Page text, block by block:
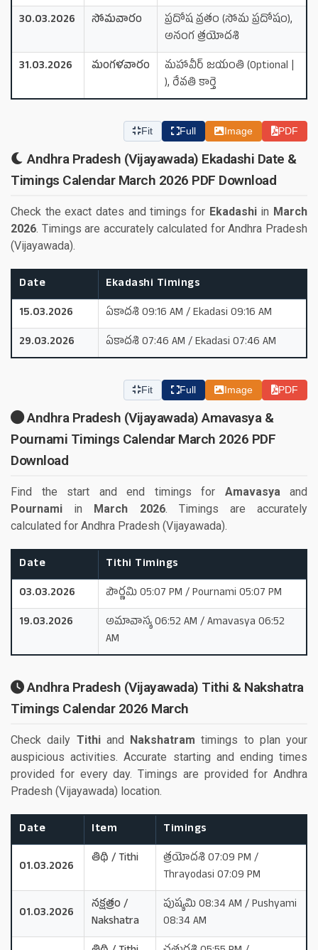
30.03.2026
సోమవారం
ప్రదోష వ్రతం (సోమ ప్రదోషం),
అనంగ త్రయోదశి
31.03.2026
మంగళవారం
మహావీర్ జయంతి (Optional |
), రేవతి కార్తె
Fit Full Image PDF
Andhra Pradesh (Vijayawada) Ekadashi Date &
Timings Calendar March 2026 PDF Download
Check the exact dates and timings for Ekadashiin March
2026. Timings are accurately calculated for Andhra Pradesh
(Vijayawada).
Date
Ekadashi Timings
15.03.2026
ఏకాదశి 09:16 AM / Ekadasi 09:16 AM
29.03.2026
ఏకాదశి 07:46 AM / Ekadasi 07:46 AM
Fit Full Image PDF
Andhra Pradesh (Vijayawada) Amavasya &
Pournami Timings Calendar March 2026 PDF
Download
Find the start and end timings for Amavasya and
Pournami in March 2026. Timings are accurately
calculated for Andhra Pradesh (Vijayawada).
Date
Tithi Timings
03.03.2026
పౌర్ణమి 05:07 PM / Pournami 05:07 PM
19.03.2026
అమావాస్య 06:52 AM / Amavasya 06:52
AM
Andhra Pradesh (Vijayawada) Tithi & Nakshatra
Timings Calendar 2026 March
Check daily Tithiand Nakshatram timings to plan your
auspicious activities. Accurate starting and ending times
provided for every day. Timings are provided for Andhra
Pradesh (Vijayawada) location.
Date Item Timings
01.03.2026
తిథి / Tithi
త్రయోదశి 07:09 PM /
Thrayodasi 07:09 PM
01.03.2026
నక్షత్రం /
Nakshatra
పుష్యమి 08:34 AM / Pushyami
08:34 AM